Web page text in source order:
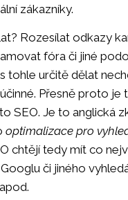
zákazníky.
Rozesílat odkazy
fóra či jiné
tohle určitě dělat
Přesně proto je
SEO. Je to anglická
optimalizace pro
chtějí tedy mít co
či jiného